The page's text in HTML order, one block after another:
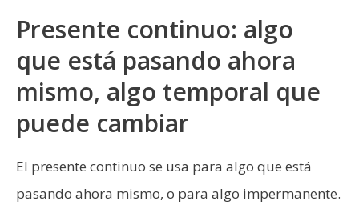
Presente continuo: algo
que está pasando ahora
mismo, algo temporal que
puede cambiar
El presente continuo se usa para algo que está
pasando ahora mismo, o para algo impermanente.